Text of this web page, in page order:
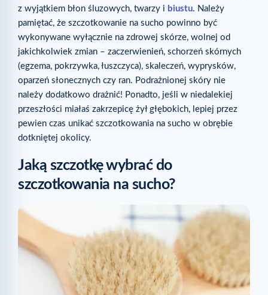
z wyjątkiem błon śluzowych, twarzy i biustu. Należy
pamiętać, że szczotkowanie na sucho powinno być
wykonywane wyłącznie na zdrowej skórze, wolnej od
jakichkolwiek zmian – zaczerwienień, schorzeń skórnych
(egzema, pokrzywka, łuszczyca), skaleczeń, wyprysków,
oparzeń słonecznych czy ran. Podrażnionej skóry nie
należy dodatkowo drażnić! Ponadto, jeśli w niedalekiej
przeszłości miałaś zakrzepicę żył głębokich, lepiej przez
pewien czas unikać szczotkowania na sucho w obrębie
dotkniętej okolicy.
Jaką szczotkę wybrać do
szczotkowania na sucho?